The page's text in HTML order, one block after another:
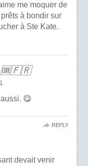
me moquer de
à bondir sur
à Ste Kate.
🆒🇫🇷
😋
devait venir
REPLY